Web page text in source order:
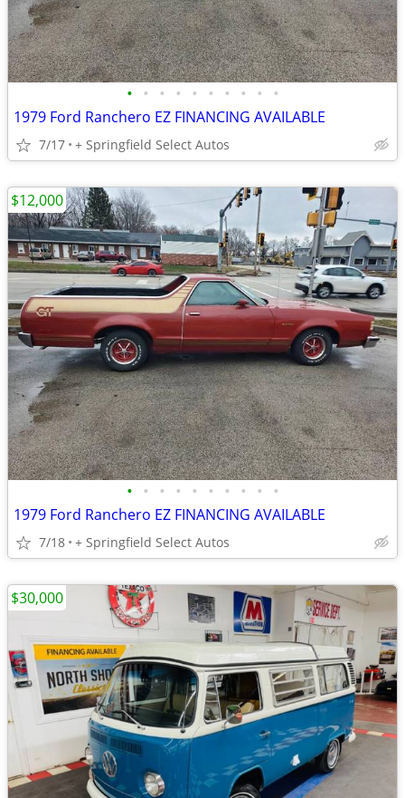
• • • • • • • • • •
1979 Ford Ranchero EZ FINANCING AVAILABLE
7/17 + Springfield Select Autos
• • • • • • • • • •
1979 Ford Ranchero EZ FINANCING AVAILABLE
7/18 + Springfield Select Autos
$12,000
$30,000